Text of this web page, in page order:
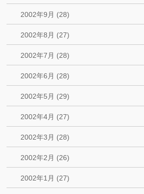
2002年9月 (28)
2002年8月 (27)
2002年7月 (28)
2002年6月 (28)
2002年5月 (29)
2002年4月 (27)
2002年3月 (28)
2002年2月 (26)
2002年1月 (27)